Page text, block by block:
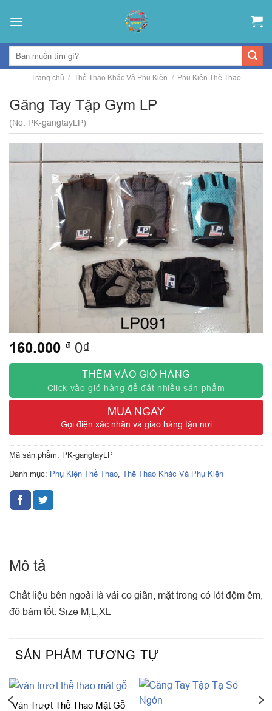
Trang chủ / Thể Thao Khác Và Phụ Kiện / Phụ Kiện Thể Thao
Găng Tay Tập Gym LP
(No: PK-gangtayLP)
160.000 ₫ 0₫
THÊM VÀO GIỎ HÀNG
Click vào giỏ hàng để đặt nhiều sản phẩm
MUA NGAY
Gọi điện xác nhận và giao hàng tận nơi
Mã sản phẩm: PK-gangtayLP
Danh mục: Phụ Kiện Thể Thao Thể Thao Khác Và Phụ Kiện
Mô tả
Chất liệu bên ngoài là vải co giãn, mặt trong có lót đệm êm,
độ bám tốt. Size M,L,XL
SẢN PHẨM TƯƠNG TỰ
Ván Trượt Thể Thao Mặt Gỗ